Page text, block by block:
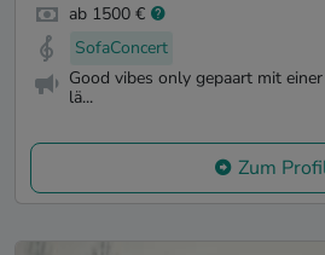
ab 1500 €
SofaConcert
Good vibes only gepaart mit
lä...
Zum